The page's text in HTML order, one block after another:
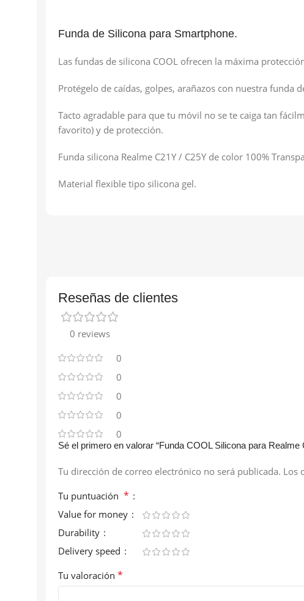
Funda de Silicona para Smartphone.
Las fundas de silicona COOL ofrecen la máxima
Protégelo de caídas, golpes, arañazos con nuestra funda
Tacto agradable para que tu móvil no se te caiga tan
favorito) y de protección.
Funda silicona Realme C21Y / C25Y de color 100%
Material flexible tipo silicona gel.
Reseñas de clientes
0 reviews
0
0
0
0
0
Sé el primero en valorar “Funda COOL Silicona para Realme
Tu dirección de correo electrónico no será publicada. Los
Tu puntuación *
Value for money
Durability
Delivery speed
Tu valoración *